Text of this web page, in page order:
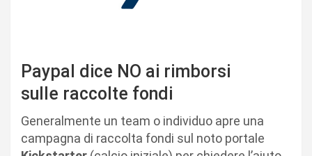
Paypal dice NO ai rimborsi
sulle raccolte fondi
Generalmente un team o individuo apre una
campagna di raccolta fondi sul noto portale